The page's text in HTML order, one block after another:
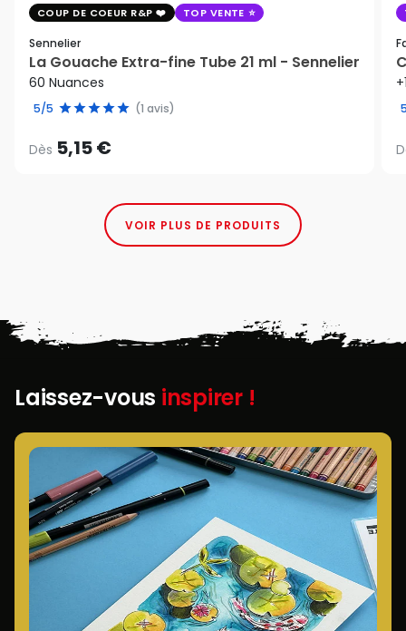
COUP DE COEUR R&P TOP VENTE
Sennelier
La Gouache Extra-fine Tube 21 ml - Sennelier
60 Nuances
5/5 (1 avis)
Dès 5,15 €
VOIR PLUS DE PRODUITS
Laissez-vous inspirer !